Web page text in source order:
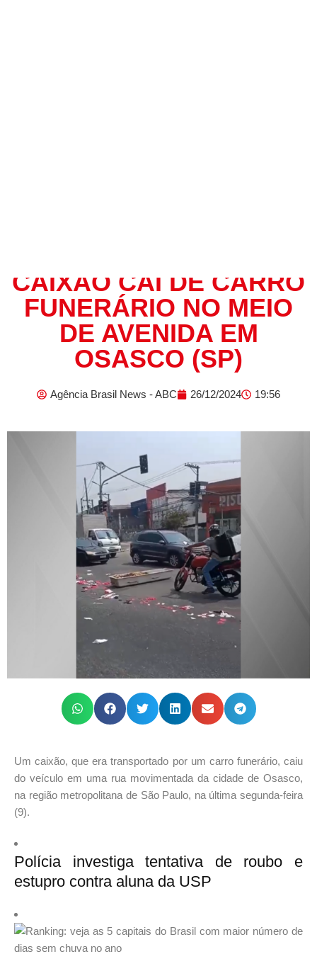
CAIXÃO CAI DE CARRO
FUNERÁRIO NO MEIO
DE AVENIDA EM
OSASCO (SP)
Agência Brasil News - ABC 26/12/2024 19:56
Um caixão, que era transportado por um carro funerário, caiu
do veículo em uma rua movimentada da cidade de Osasco,
na região metropolitana de São Paulo, na última segunda-feira
(9).
Polícia investiga tentativa de roubo e
estupro contra aluna da USP